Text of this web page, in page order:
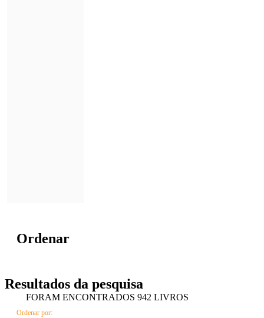
Ordenar
Resultados da pesquisa
FORAM ENCONTRADOS 942 LIVROS
Ordenar por: